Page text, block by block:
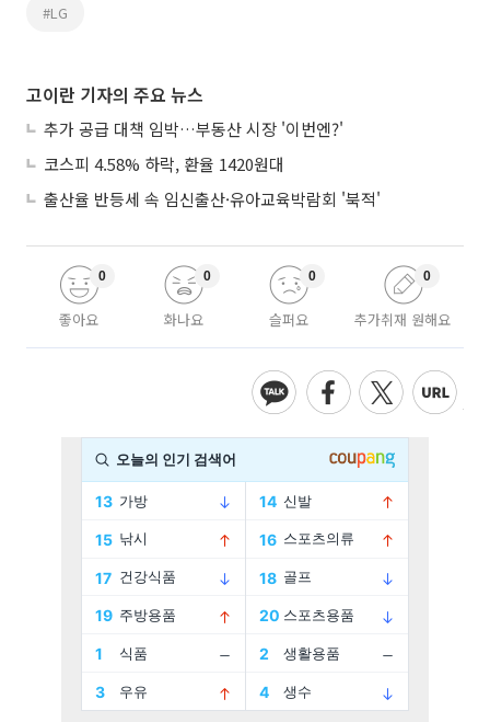
#LG
고이란 기자의 주요 뉴스
추가 공급 대책 임박…부동산 시장 '이번엔?'
코스피 4.58% 하락, 환율 1420원대
출산율 반등세 속 임신출산·유아교육박람회 '북적'
좋아요
0
화나요
0
슬퍼요
0
추가취재 원해요
0